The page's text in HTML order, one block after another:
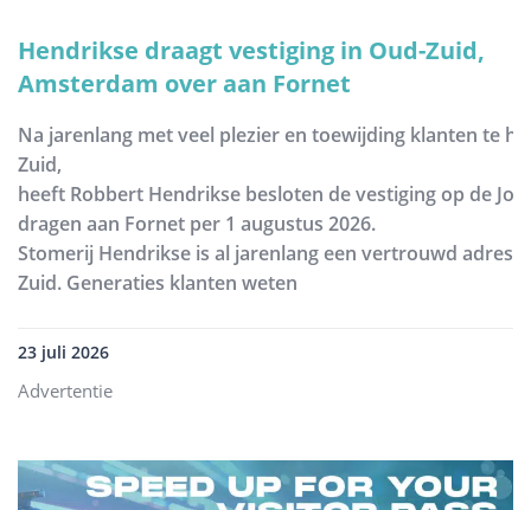
Hendrikse draagt vestiging in Oud-Zuid,
Amsterdam over aan Fornet
Na jarenlang met veel plezier en toewijding klanten te
Zuid,
heeft Robbert Hendrikse besloten de vestiging op de
dragen aan Fornet per 1 augustus 2026.
Stomerij Hendrikse is al jarenlang een vertrouwd adres
Zuid. Generaties klanten weten
23 juli 2026
Advertentie